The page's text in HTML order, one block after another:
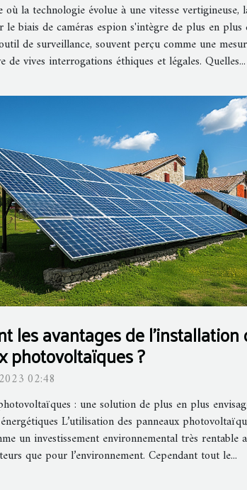
où la technologie évolue à une vitesse vertigineuse,
le biais de caméras espion s'intègre de plus en plus
de surveillance, souvent perçu comme une
de vives interrogations éthiques et légales. Quelles...
les avantages de l’installation
photovoltaïques ?
02:48
: une solution de plus en plus
L’utilisation des panneaux
un investissement environnemental très rentable
que pour l’environnement. Cependant tout le...